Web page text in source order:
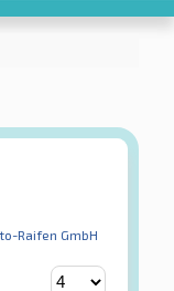
Raifen GmbH